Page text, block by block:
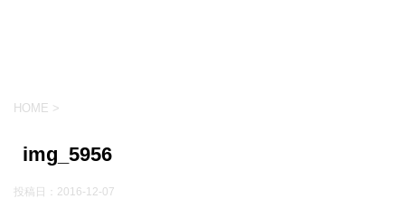
HOME >
img_5956
投稿日： 2016-12-07